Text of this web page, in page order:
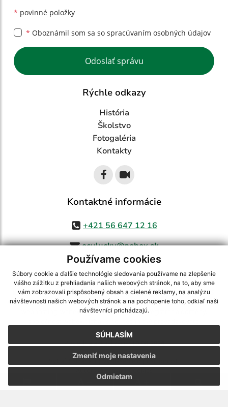
Používame cookies
Súbory cookie a ďalšie technológie sledovania používame na zlepšenie
vášho zážitku z prehliadania našich webových stránok, na to, aby sme
vám zobrazovali prispôsobený obsah a cielené reklamy, na analýzu
návštevnosti našich webových stránok a na pochopenie toho, odkiaľ naši
návštevníci prichádzajú.
SÚHLASÍM
Odmietam
Zmeniť moje nastavenia
* povinné položky
* Oboznámil som sa so spracúvaním osobných údajov
Google reCaptcha Response
Odoslať správu
Rýchle odkazy
História
Školstvo
Fotogaléria
Kontakty
Kontaktné informácie
+421 56 647 12 16
oculucky@pobox.sk
využite možnosť získavania aktuálnych informácií s využitím RSS
CMS systém (redakčný) systém ECHELON 2,Mapa stránok,web portál
webex.digital, s.r.o.,domény,registrácia domény
Posledná aktualizácia:10.08.2026
Vytlačiť stránku|Vyhlásenie o prístupnosti